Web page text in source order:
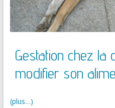
Gestation chez la
modifier son
(plus…)